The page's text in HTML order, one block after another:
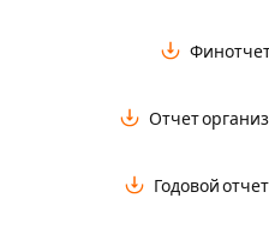
Отчет
Годовой